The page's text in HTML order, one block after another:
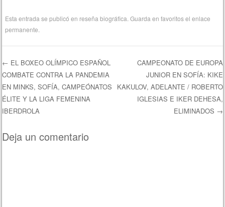
Esta entrada se publicó en reseña biográfica . Guarda en favoritos elenlace
permanente
Navegación de entradas
← EL BOXEO OLÍMPICO ESPAÑOL
COMBATE CONTRA LA PANDEMIA
EN MINKS, SOFÍA, CAMPEÓNATOS
ÉLITE Y LA LIGA FEMENINA
IBERDROLA
CAMPEONATO DE EUROPA
JUNIOR EN SOFÍA: KIKE
KAKULOV, ADELANTE / ROBERTO
IGLESIAS E IKER DEHESA,
ELIMINADOS →
Deja un comentario